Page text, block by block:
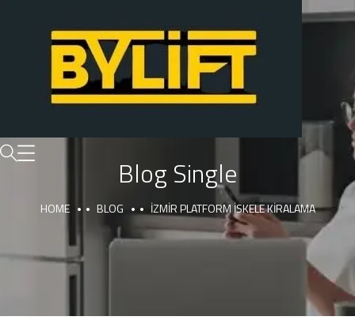
Blog Single
HOME BLOG İZMIR PLATFORM İSKELE KIRALAMA